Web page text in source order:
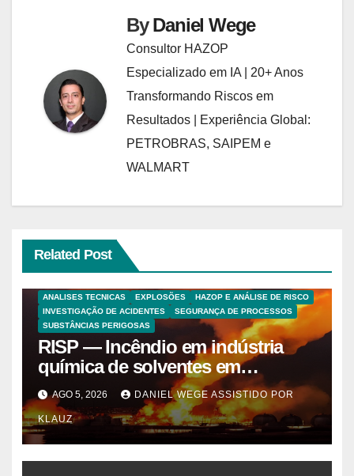
ByDaniel Wege
Consultor HAZOP
Especializado em IA | 20+ Anos
Transformando Riscos em
Resultados | Experiência Global:
PETROBRAS, SAIPEM e
WALMART
Related Post
ANALISES TECNICAS EXPLOSÕES
HAZOP E ANÁLISE DE RISCO
INVESTIGAÇÃO DE ACIDENTES
SEGURANÇA DE PROCESSOS
SUBSTÂNCIAS PERIGOSAS
RISP — Incêndio em indústria
química de solventes em
Itaquaquecetuba/SP
(UNIQUIMA/Quema)
AGO 5, 2026 DANIEL WEGE ASSISTIDO POR
KLAUZ